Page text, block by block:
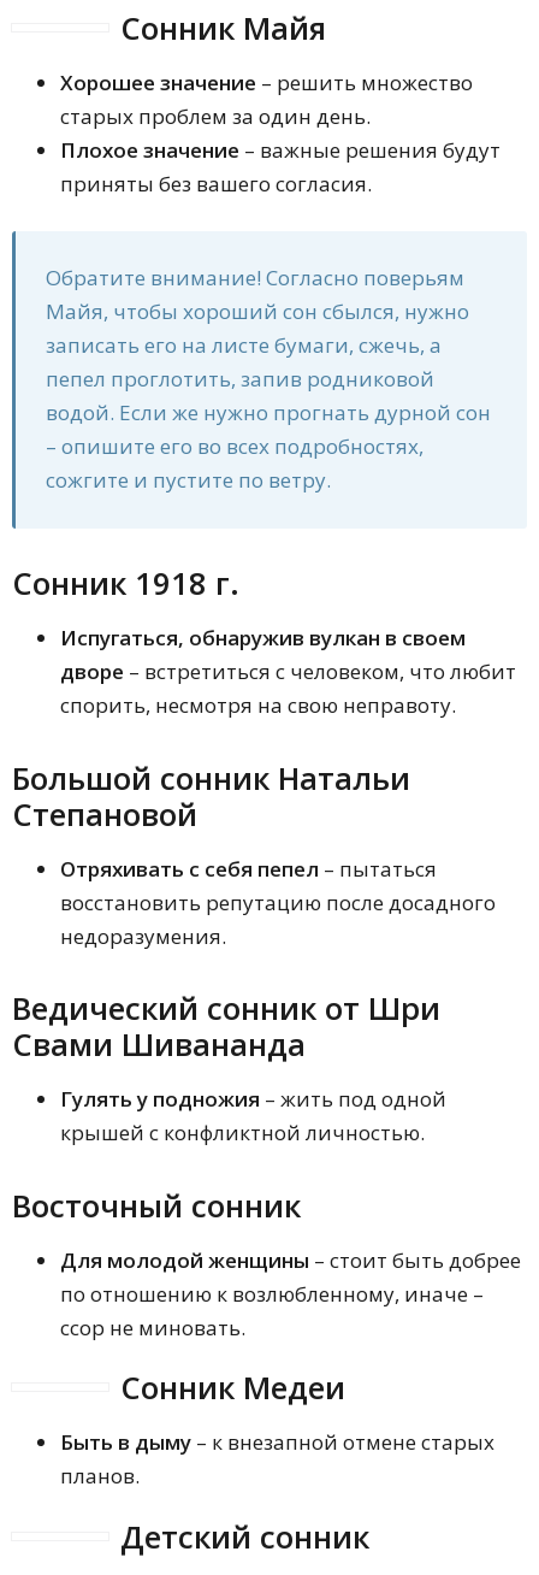
Сонник Майя
Хорошее значение – решить множество
старых проблем за один день.
Плохое значение – важные решения будут
приняты без вашего согласия.
Обратите внимание! Согласно поверьям
Майя, чтобы хороший сон сбылся, нужно
записать его на листе бумаги, сжечь, а
пепел проглотить, запив родниковой
водой. Если же нужно прогнать дурной сон
– опишите его во всех подробностях,
сожгите и пустите по ветру.
Сонник 1918 г.
Испугаться, обнаружив вулкан в своем
дворе – встретиться с человеком, что любит
спорить, несмотря на свою неправоту.
Большой сонник Натальи
Степановой
Отряхивать с себя пепел – пытаться
восстановить репутацию после досадного
недоразумения.
Ведический сонник от Шри
Свами Шивананда
Гулять у подножия – жить под одной
крышей с конфликтной личностью.
Восточный сонник
Для молодой женщины – стоит быть добрее
по отношению к возлюбленному, иначе –
ссор не миновать.
Сонник Медеи
Быть в дыму – к внезапной отмене старых
планов.
Детский сонник